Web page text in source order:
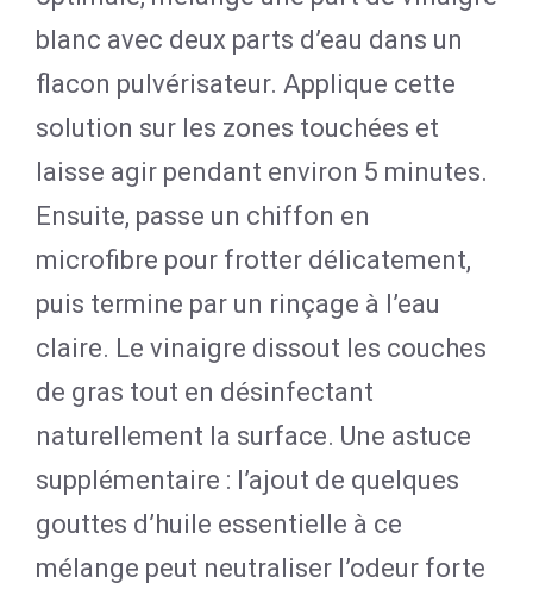
blanc avec deux parts d’eau dans un
flacon pulvérisateur. Applique cette
solution sur les zones touchées et
laisse agir pendant environ 5 minutes.
Ensuite, passe un chiffon en
microfibre pour frotter délicatement,
puis termine par un rinçage à l’eau
claire. Le vinaigre dissout les couches
de gras tout en désinfectant
naturellement la surface. Une astuce
supplémentaire : l’ajout de quelques
gouttes d’huile essentielle à ce
mélange peut neutraliser l’odeur forte